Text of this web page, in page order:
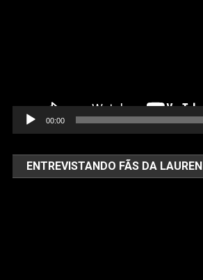
00:00
ENTREVISTANDO FÃS DA LAUREN